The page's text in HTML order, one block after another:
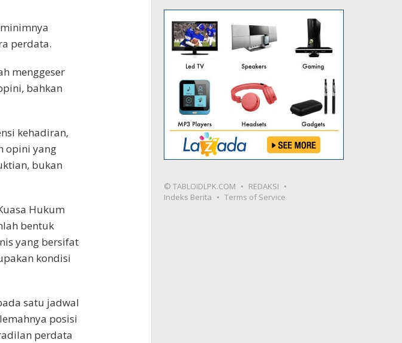
perdata.
menggeser
bahkan
kehadiran,
opini yang
bukan
Hukum
bentuk
yang bersifat
kondisi
satu jadwal
posisi
perdata
© TABLOIDLPK.COM
REDAKSI
Indeks Berita
Terms of Service